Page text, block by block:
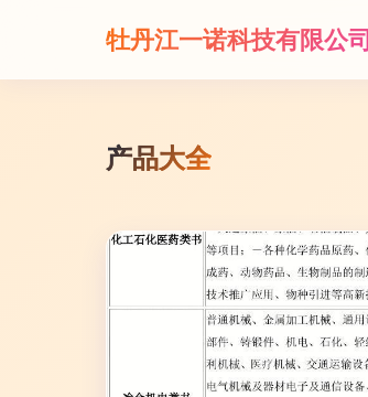
牡丹江一诺科技有限公司
产品大全